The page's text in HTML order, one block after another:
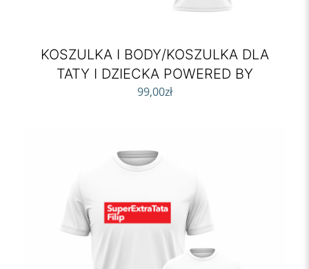
KOSZULKA I BODY/KOSZULKA DLA
TATY I DZIECKA POWERED BY
99,00zł